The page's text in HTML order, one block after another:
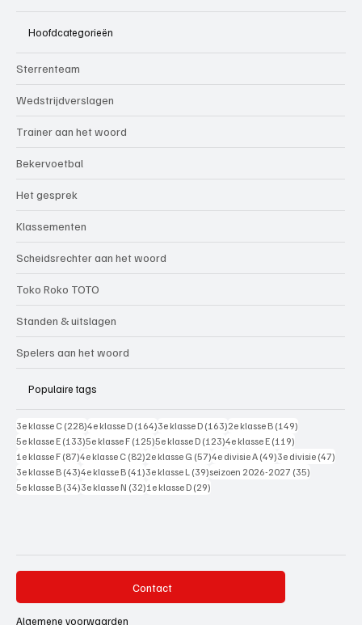
Hoofdcategorieën
Sterrenteam
Wedstrijdverslagen
Trainer aan het woord
Bekervoetbal
Het gesprek
Klassementen
Scheidsrechter aan het woord
Toko Roko TOTO
Standen & uitslagen
Spelers aan het woord
Populaire tags
3e klasse C (228)228 posts
4e klasse D (164)164 posts
3e klasse D (163)163 posts
2e klasse B (149)
5e klasse E (133)133 posts
5e klasse F (125)125 posts
5e klasse D (123)123 posts
4e klasse E (119)
1e klasse F (87)87 posts
4e klasse C (82)82 posts
2e klasse G (57)57 posts
4e divisie A (49)49 posts
3e divisie (47)
3e klasse B (43)43 posts
4e klasse B (41)41 posts
3e klasse L (39)39 posts
seizoen 2026-2027 (35)
5e klasse B (34)34 posts
3e klasse N (32)32 posts
1e klasse D (29)
Contact
Algemene voorwaarden